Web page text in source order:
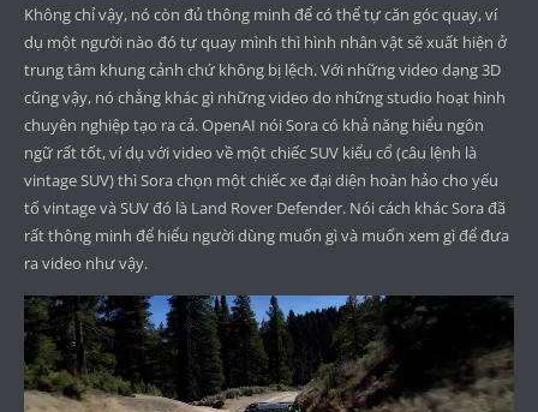
Không chỉ vậy, nó còn đủ thông minh để có thể tự căn góc quay, ví
dụ một người nào đó tự quay mình thì hình nhân vật sẽ xuất hiện ở
trung tâm khung cảnh chứ không bị lệch. Với những video dạng 3D
cũng vậy, nó chẳng khác gì những video do những studio hoạt hình
chuyên nghiệp tạo ra cả. OpenAI nói Sora có khả năng hiểu ngôn
ngữ rất tốt, ví dụ với video về một chiếc SUV kiểu cổ (câu lệnh là
vintage SUV) thì Sora chọn một chiếc xe đại diện hoàn hảo cho yếu
tố vintage và SUV đó là Land Rover Defender. Nói cách khác Sora đã
rất thông minh để hiểu người dùng muốn gì và muốn xem gì để đưa
ra video như vậy.